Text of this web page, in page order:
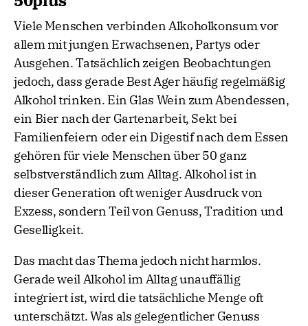
Viele Menschen verbinden Alkoholkonsum vor
allem mit jungen Erwachsenen, Partys oder
Ausgehen. Tatsächlich zeigen Beobachtungen
jedoch, dass gerade Best Ager häufig regelmäßig
Alkohol trinken. Ein Glas Wein zum Abendessen,
ein Bier nach der Gartenarbeit, Sekt bei
Familienfeiern oder ein Digestif nach dem Essen
gehören für viele Menschen über 50 ganz
selbstverständlich zum Alltag. Alkohol ist in
dieser Generation oft weniger Ausdruck von
Exzess, sondern Teil von Genuss, Tradition und
Geselligkeit.
Das macht das Thema jedoch nicht harmlos.
Gerade weil Alkohol im Alltag unauffällig
integriert ist, wird die tatsächliche Menge oft
unterschätzt. Was als gelegentlicher Genuss